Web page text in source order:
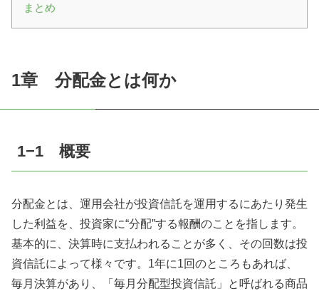
まとめ
1章 分配金とは何か
1−1 概要
分配金とは、運用会社が投資信託を運用するにあたり発生
した利益を、投資家に“分配”する報酬のことを指します。
基本的に、決算時に支払われることが多く、その回数は投
資信託によって様々です。 1年に1回のところもあれば、
毎月決算があり、「毎月分配型投資信託」と呼ばれる商品